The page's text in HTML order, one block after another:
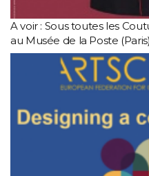
A voir : Sous toutes les
au Musée de la Poste (Paris)